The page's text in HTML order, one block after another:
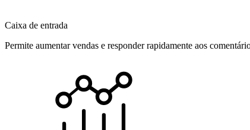
Caixa de entrada
Permite aumentar vendas e responder rapidamente aos